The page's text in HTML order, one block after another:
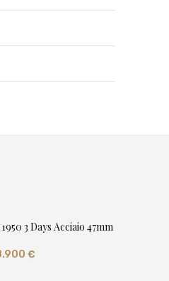
3 Days Acciaio 47mm
€